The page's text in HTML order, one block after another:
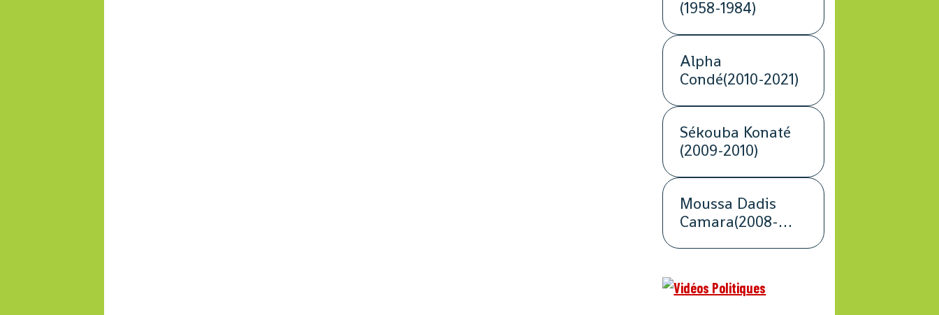
(1958-1984)
Alpha
Condé(2010-2021)
Sékouba Konaté
(2009-2010)
Moussa Dadis
Camara(2008-